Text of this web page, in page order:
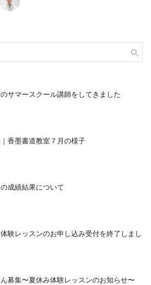
サマースクール講師をしてきました
香墨書道教室７月の様子
成績結果について
験レッスンのお申し込み受付を終了しまし
募集〜夏休み体験レッスンのお知らせ〜